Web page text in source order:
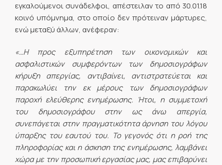
εγκαλούμενοι συνάδελφοι, απέστειλαν το από 30.01.18
κοινό υπόμνημα, στο οποίο δεν πρότειναν μάρτυρες,
ενώ μεταξύ άλλων, ανέφεραν:
«…Η προς εξυπηρέτηση των οικονομικών και
ασφαλιστικών συμφερόντων των δημοσιογράφων
κήρυξη απεργίας, αντιβαίνει, αντιστρατεύεται και
παρακωλύει την εκ μέρους των δημοσιογράφων
παροχή ελεύθερης ενημέρωσης. Ήτοι, η συμμετοχή
του δημοσιογράφου στην ως άνω απεργία,
συνεπάγεται στην πραγματικότητα άρνηση του λόγου
ύπαρξης του εαυτού του. Το γεγονός ότι η ροή της
πληροφορίας και η άσκηση της ενημέρωσης, λαμβάνει
χώρα με την προσωπική εργασίας μας, μας επιβαρύνει